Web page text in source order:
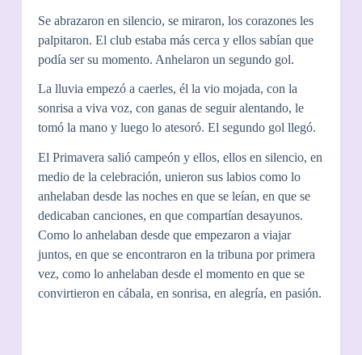
Se abrazaron en silencio, se miraron, los corazones les
palpitaron. El club estaba más cerca y ellos sabían que
podía ser su momento. Anhelaron un segundo gol.
La lluvia empezó a caerles, él la vio mojada, con la
sonrisa a viva voz, con ganas de seguir alentando, le
tomó la mano y luego lo atesoró. El segundo gol llegó.
El Primavera salió campeón y ellos, ellos en silencio, en
medio de la celebración, unieron sus labios como lo
anhelaban desde las noches en que se leían, en que se
dedicaban canciones, en que compartían desayunos.
Como lo anhelaban desde que empezaron a viajar
juntos, en que se encontraron en la tribuna por primera
vez, como lo anhelaban desde el momento en que se
convirtieron en cábala, en sonrisa, en alegría, en pasión.